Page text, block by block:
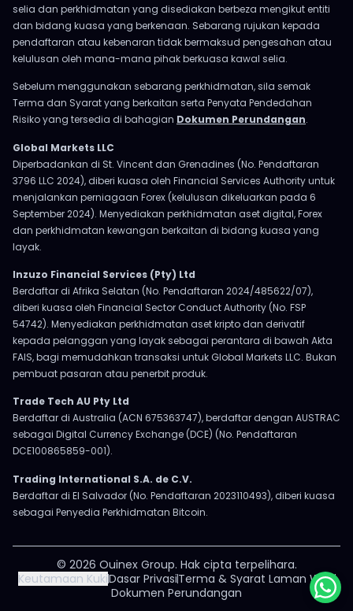
selia dan perkhidmatan yang disediakan berbeza mengikut entiti
dan bidang kuasa yang berkenaan. Sebarang rujukan kepada
pendaftaran atau kebenaran tidak bermaksud pengesahan atau
kelulusan oleh mana-mana pihak berkuasa kawal selia.
Sebelum menggunakan sebarang perkhidmatan, sila semak
Terma dan Syarat yang berkaitan serta Penyata Pendedahan
Risiko yang tersedia di bahagian Dokumen Perundangan.
Global Markets LLC
Diperbadankan di St. Vincent dan Grenadines (No. Pendaftaran
3796 LLC 2024), diberi kuasa oleh Financial Services Authority untuk
menjalankan perniagaan Forex (kelulusan dikeluarkan pada 6
September 2024). Menyediakan perkhidmatan aset digital, Forex
dan perkhidmatan kewangan berkaitan di bidang kuasa yang
layak.
Inzuzo Financial Services (Pty) Ltd
Berdaftar di Afrika Selatan (No. Pendaftaran 2024/485622/07),
diberi kuasa oleh Financial Sector Conduct Authority (No. FSP
54742). Menyediakan perkhidmatan aset kripto dan derivatif
kepada pelanggan yang layak sebagai perantara di bawah Akta
FAIS, bagi memudahkan transaksi untuk Global Markets LLC. Bukan
pembuat pasaran atau penerbit produk.
Trade Tech AU Pty Ltd
Berdaftar di Australia (ACN 675363747), berdaftar dengan AUSTRAC
sebagai Digital Currency Exchange (DCE) (No. Pendaftaran
DCE100865859-001).
Trading International S.A. de C.V.
Berdaftar di El Salvador (No. Pendaftaran 2023110493), diberi kuasa
sebagai Penyedia Perkhidmatan Bitcoin.
© 2026 Ouinex Group. Hak cipta terpelihara.
Keutamaan KukiDasar PrivasiTerma & Syarat Laman Web
Dokumen Perundangan